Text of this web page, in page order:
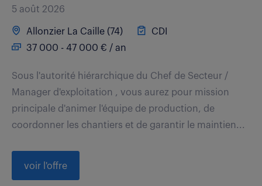
5 août 2026
Allonzier La Caille (74)
CDI
37 000 - 47 000 € / an
Sous l'autorité hiérarchique du Chef de Secteur /
Manager d'exploitation , vous aurez pour mission
principale d'animer l'équipe de production, de
coordonner les chantiers et de garantir le maintien...
voir l'offre